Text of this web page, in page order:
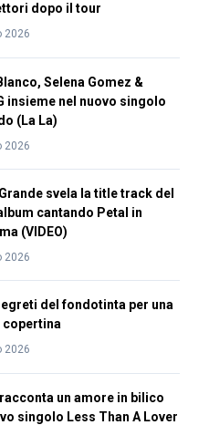
dopo il tour
2026
Selena Gomez &
insieme nel nuovo singolo
(La La)
2026
svela la title track del
cantando Petal in
(VIDEO)
2026
del fondotinta per una
copertina
2026
un amore in bilico
singolo Less Than A Lover